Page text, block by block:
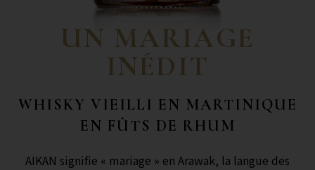
UN MARIAGE
INÉDIT
WHISKY VIEILLI EN MARTINIQUE
EN FÛTS DE RHUM
AIKAN signifie « mariage » en Arawak, la langue des